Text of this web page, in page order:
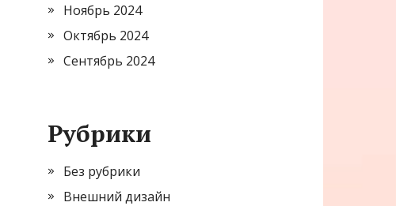
Ноябрь 2024
Октябрь 2024
Сентябрь 2024
Рубрики
Без рубрики
Внешний дизайн